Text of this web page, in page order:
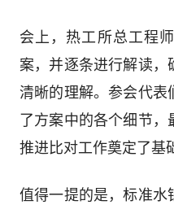
会上，热工所总工程
案，并逐条进行解读
清晰的理解。参会代
了方案中的各个细节
推进比对工作奠定了基
值得一提的是，标准